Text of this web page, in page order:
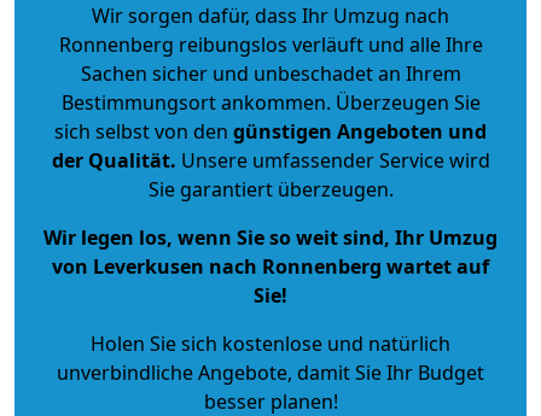
Wir sorgen dafür, dass Ihr Umzug nach
Ronnenberg reibungslos verläuft und alle Ihre
Sachen sicher und unbeschadet an Ihrem
Bestimmungsort ankommen. Überzeugen Sie
sich selbst von den günstigen Angeboten und
der Qualität. Unsere umfassender Service wird
Sie garantiert überzeugen.
Wir legen los, wenn Sie so weit sind, Ihr Umzug
von Leverkusen nach Ronnenberg wartet auf
Sie!
Holen Sie sich kostenlose und natürlich
unverbindliche Angebote, damit Sie Ihr Budget
besser planen!